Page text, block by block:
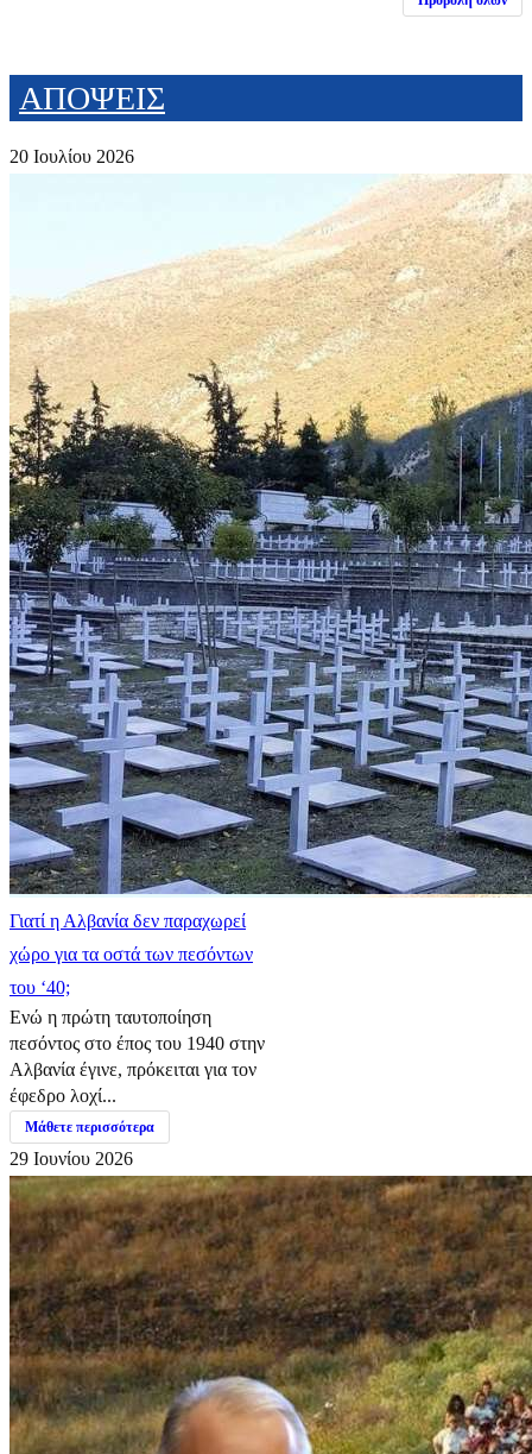
ΑΠΟΨΕΙΣ
20 Ιουλίου 2026
Γιατί η Αλβανία δεν παραχωρεί
χώρο για τα οστά των πεσόντων
του ‘40;
Ενώ η πρώτη ταυτοποίηση
πεσόντος στο έπος του 1940 στην
Αλβανία έγινε, πρόκειται για τον
έφεδρο λοχί...
Μάθετε περισσότερα
29 Ιουνίου 2026